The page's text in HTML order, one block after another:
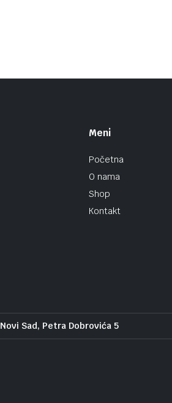
Meni
Početna
O nama
Shop
Kontakt
Novi Sad, Petra Dobrovića 5